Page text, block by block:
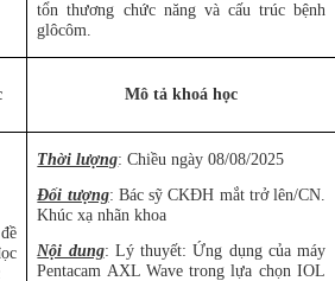
tổn thương chức năng và cấu trúc bệnh
glôcôm.
Mô tả khoá học
Thời lượng: Chiều ngày 08/08/2025
Đối tượng: Bác sỹ CKĐH mắt trở lên/CN.
Khúc xạ nhãn khoa
Nội dung: Lý thuyết: Ứng dụng của máy
Pentacam AXL Wave trong lựa chọn IOL